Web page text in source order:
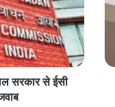
सरकार से ईसी
चा
र
उ